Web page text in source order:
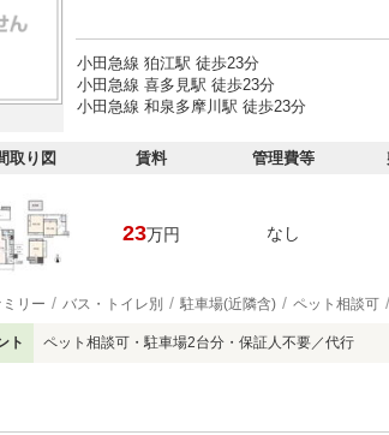
小田急線 狛江駅 徒歩23分
小田急線 喜多見駅 徒歩23分
小田急線 和泉多摩川駅 徒歩23分
取り図 賃料 管理費等
23万円 なし
リー バス・トイレ別 駐車場(近隣含) ペット相談可
ト ペット相談可・駐車場2台分・保証人不要／代行